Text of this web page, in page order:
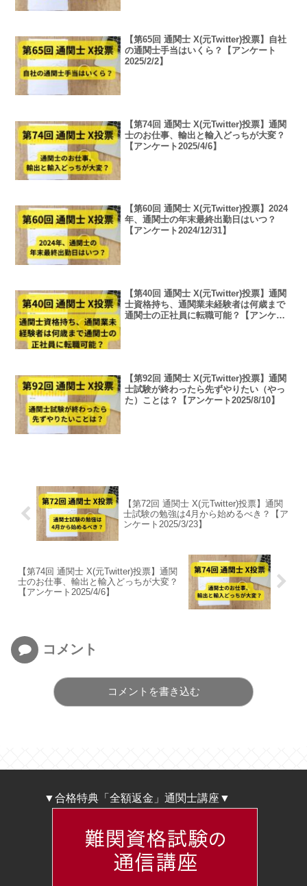
【第65回 通関士 X(元Twitter)投票】自社
の通関士手当はいくら？【アンケート
2025/2/2】
【第74回 通関士 X(元Twitter)投票】通関
士のお仕事、輸出と輸入どっちが大変？
【アンケート2025/4/6】
【第60回 通関士 X(元Twitter)投票】2024
年、通関士の年末最終出勤日はいつ？
【アンケート2024/12/31】
【第40回 通関士 X(元Twitter)投票】通関
士資格持ち、通関業未経験者は何歳まで
通関士の正社員に転職可能？【アンケー
【第92回 通関士 X(元Twitter)投票】通関
士試験が終わったら先ずやりたい（やっ
た）ことは？【アンケート2025/8/10】
【第72回 通関士 X(元Twitter)投票】通関
士試験の勉強は4月から始めるべき？【ア
ンケート2025/3/23】
【第74回 通関士 X(元Twitter)投票】通関
士のお仕事、輸出と輸入どっちが大変？
【アンケート2025/4/6】
コメント
コメントを書き込む
▼合格特典「全額返金」通関士講座▼